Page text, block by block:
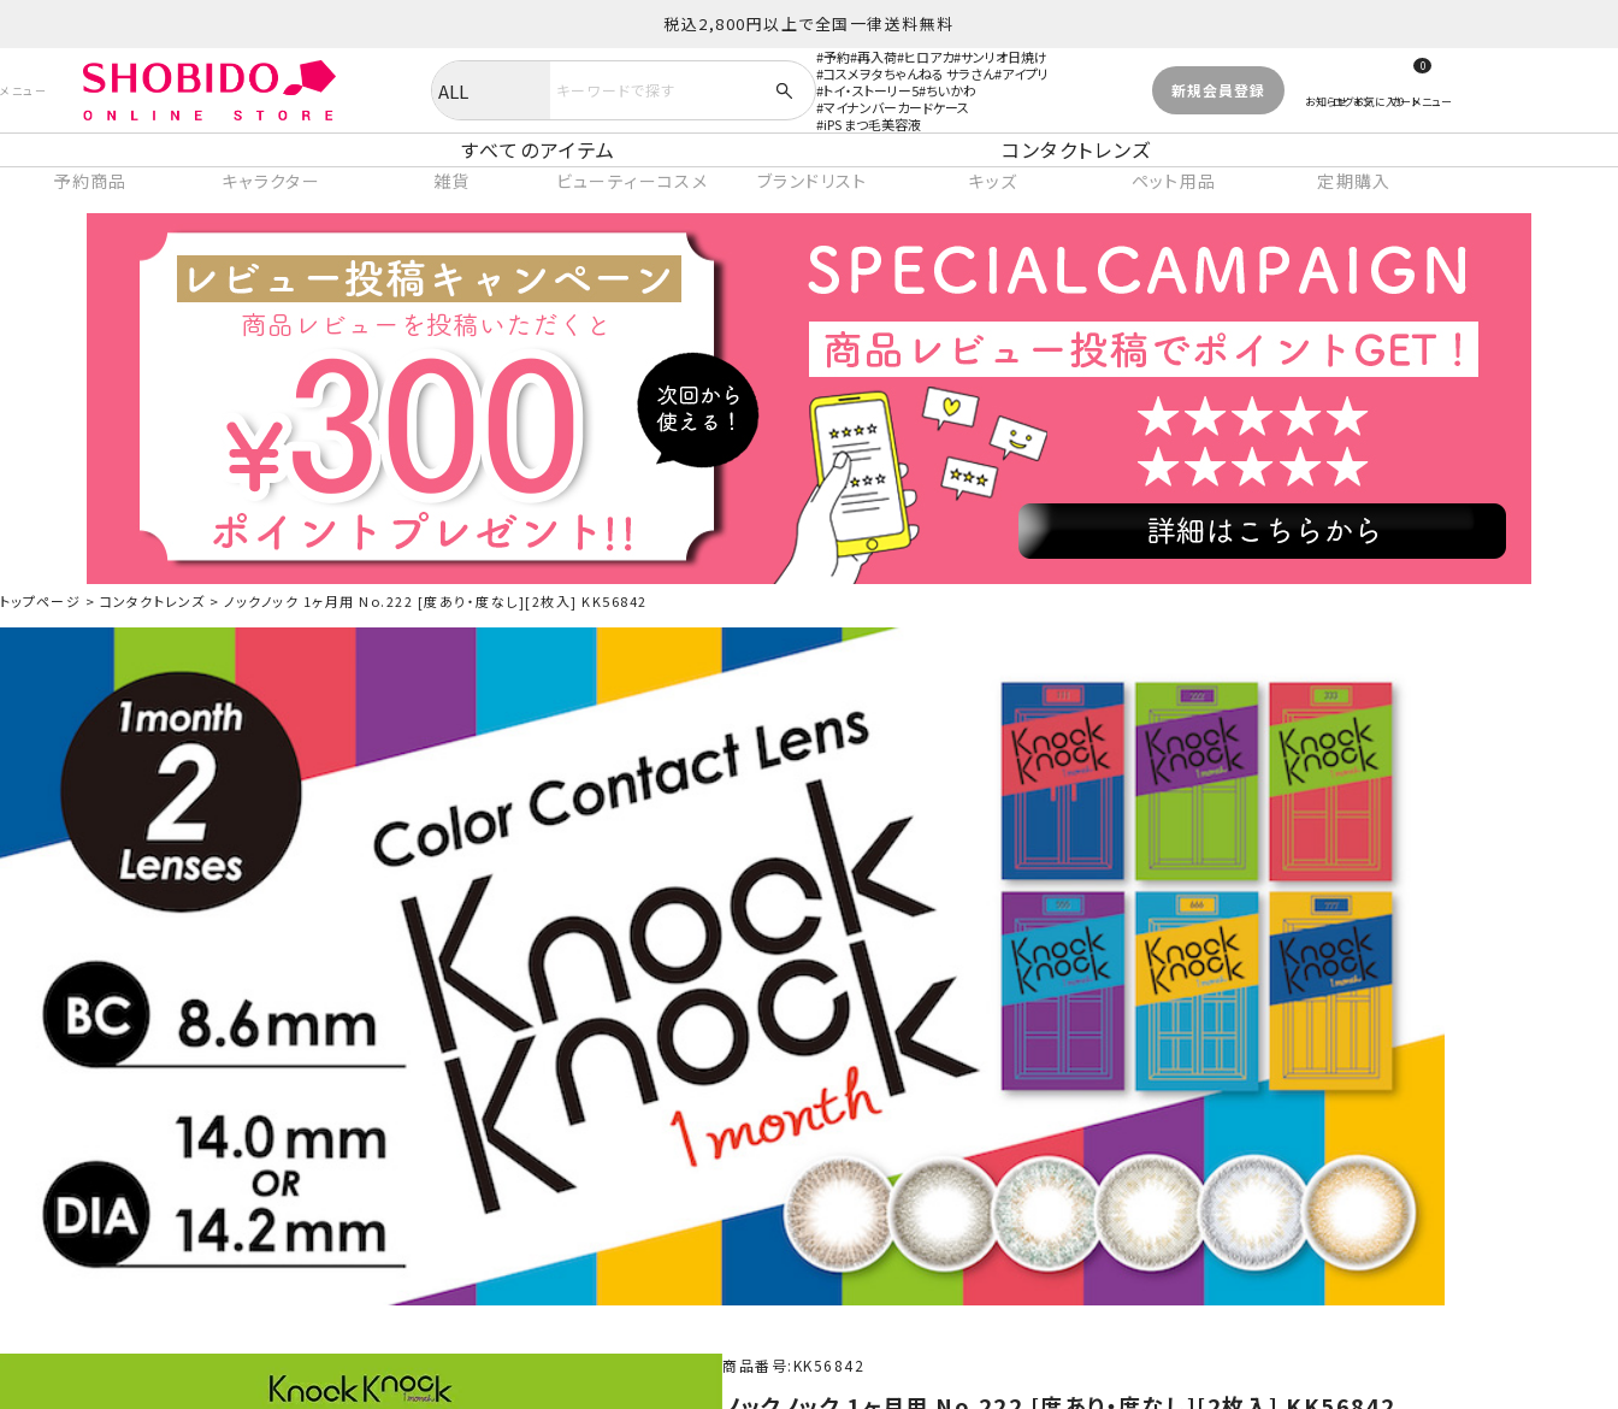
税込2,800円以上で全国一律送料無料
予約 再入荷 ヒロアカ サンリオ日焼け
コスメヲタちゃんねる サラさん アイプリ
トイ・ストーリー5 ちいかわ
マイナンバーカードケース
iPS まつ毛美容液
新規会員登録
0
すべてのアイテム コンタクトレンズ
予約商品 キャラクター 雑貨 ビューティーコスメ ブランドリスト キッズ ペット用品 定期購入
トップページ コンタクトレンズ ノックノック 1ヶ月用 No.222 [度あり・度なし][2枚入] KK56842
商品番号 KK56842